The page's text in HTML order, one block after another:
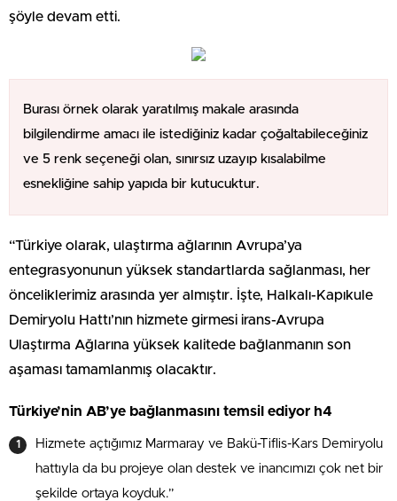
şöyle devam etti.
Burası örnek olarak yaratılmış makale arasında
bilgilendirme amacı ile istediğiniz kadar çoğaltabileceğiniz
ve 5 renk seçeneği olan, sınırsız uzayıp kısalabilme
esnekliğine sahip yapıda bir kutucuktur.
“Türkiye olarak, ulaştırma ağlarının Avrupa’ya
entegrasyonunun yüksek standartlarda sağlanması, her
önceliklerimiz arasında yer almıştır. İşte, Halkalı-Kapıkule
Demiryolu Hattı’nın hizmete girmesi irans-Avrupa
Ulaştırma Ağlarına yüksek kalitede bağlanmanın son
aşaması tamamlanmış olacaktır.
Türkiye’nin AB’ye bağlanmasını temsil ediyor h4
Hizmete açtığımız Marmaray ve Bakü-Tiflis-Kars Demiryolu
hattıyla da bu projeye olan destek ve inancımızı çok net bir
şekilde ortaya koyduk.”